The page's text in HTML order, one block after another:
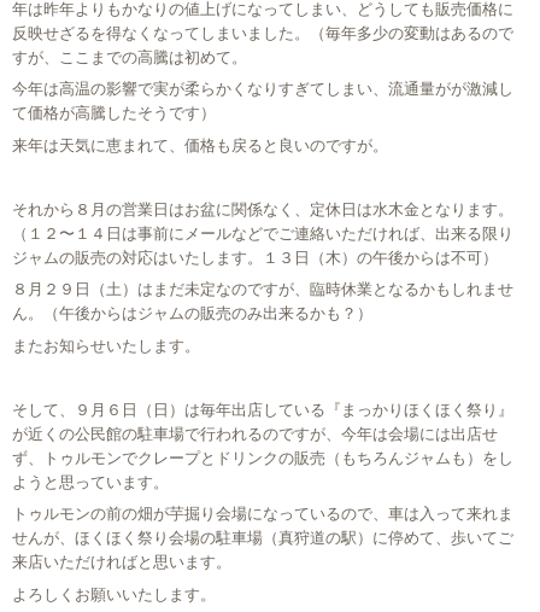
年は昨年よりもかなりの値上げになってしまい、どうしても販売価格に
反映せざるを得なくなってしまいました。（毎年多少の変動はあるので
すが、ここまでの高騰は初めて。
今年は高温の影響で実が柔らかくなりすぎてしまい、流通量がが激減し
て価格が高騰したそうです）
来年は天気に恵まれて、価格も戻ると良いのですが。
それから８月の営業日はお盆に関係なく、定休日は水木金となります。
（１２〜１４日は事前にメールなどでご連絡いただければ、出来る限り
ジャムの販売の対応はいたします。１３日（木）の午後からは不可）
８月２９日（土）はまだ未定なのですが、臨時休業となるかもしれませ
ん。（午後からはジャムの販売のみ出来るかも？）
またお知らせいたします。
そして、９月６日（日）は毎年出店している『まっかりほくほく祭り』
が近くの公民館の駐車場で行われるのですが、今年は会場には出店せ
ず、トゥルモンでクレープとドリンクの販売（もちろんジャムも）をし
ようと思っています。
トゥルモンの前の畑が芋掘り会場になっているので、車は入って来れま
せんが、ほくほく祭り会場の駐車場（真狩道の駅）に停めて、歩いてご
来店いただければと思います。
よろしくお願いいたします。